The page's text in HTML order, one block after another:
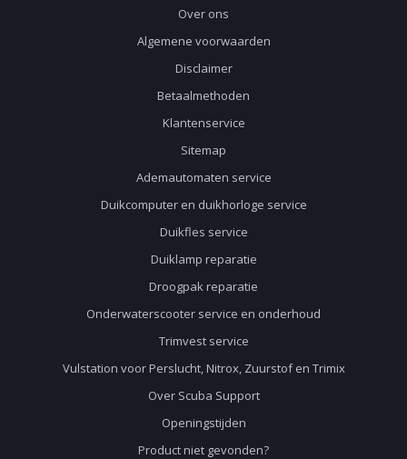
Over ons
Algemene voorwaarden
Disclaimer
Betaalmethoden
Klantenservice
Sitemap
Ademautomaten service
Duikcomputer en duikhorloge service
Duikfles service
Duiklamp reparatie
Droogpak reparatie
Onderwaterscooter service en onderhoud
Trimvest service
Vulstation voor Perslucht, Nitrox, Zuurstof en Trimix
Over Scuba Support
Openingstijden
Product niet gevonden?